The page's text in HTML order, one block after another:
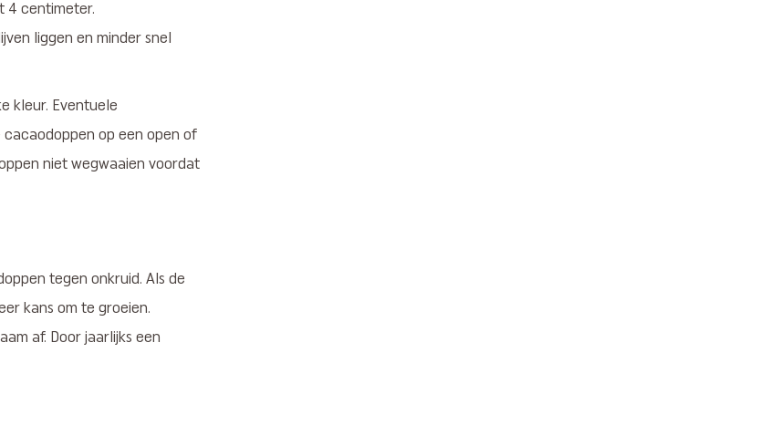
4 centimeter.
liggen en minder snel
kleur. Eventuele
cacaodoppen op een open of
niet wegwaaien voordat
tegen onkruid. Als de
kans om te groeien.
af. Door jaarlijks een